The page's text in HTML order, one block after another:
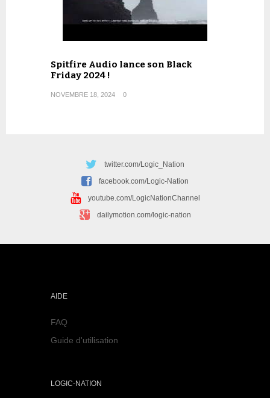
Spitfire Audio lance son Black
Friday 2024 !
NOVEMBRE 18, 2024 0
twitter.com/Logic_Nation
facebook.com/Logic-Nation
youtube.com/LogicNationChannel
dailymotion.com/logic-nation
AIDE
FAQ
Guide d'utilisation
LOGIC-NATION